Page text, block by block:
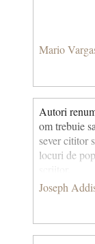
Mario
Autori
om trebuie
sever cititor
locuri de
Joseph